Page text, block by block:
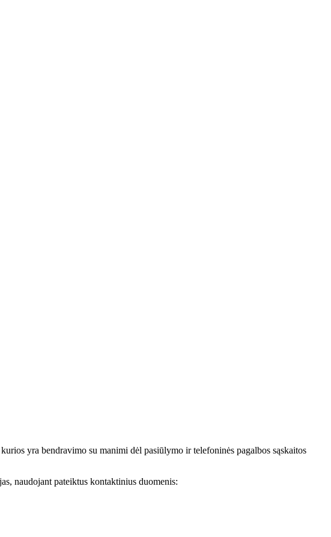
yra bendravimo su manimi dėl pasiūlymo ir telefoninės pagalbos sąskaitos
naudojant pateiktus kontaktinius duomenis: